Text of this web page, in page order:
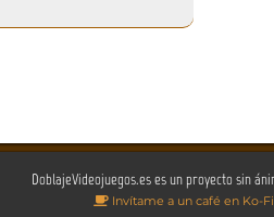
DoblajeVideojuegos.es es un proyecto sin
Invítame a un café en Ko-Fi